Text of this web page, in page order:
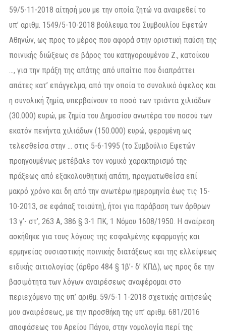
59/5-11-2018 αίτησή μου με την οποία ζητώ να αναιρεθεί το
υπ’ αριθμ. 1549/5-10-2018 βούλευμα του Συμβουλίου Εφετών
Αθηνών, ως προς το μέρος που αφορά στην οριστική παύση της
ποινικής διώξεως σε βάρος του κατηγορουμένου Z., κατοίκου
…, για την πράξη της απάτης από υπαίτιο που διαπράττει
απάτες κατ’ επάγγελμα, από την οποία το συνολικό όφελος και
η συνολική ζημία, υπερβαίνουν το ποσό των τριάντα χιλιάδων
(30.000) ευρώ, με ζημία του Δημοσίου ανωτέρα του ποσού των
εκατόν πενήντα χιλιάδων (150.000) ευρώ, φερομένη ως
τελεσθείσα στην … στις 5-6-1995 (το Συμβούλιο Εφετών
προηγουμένως μετέβαλε τον νομικό χαρακτηρισμό της
πράξεως από εξακολουθητική απάτη, πραγματωθείσα επί
μακρό χρόνο και δη από την ανωτέρω ημερομηνία έως τις 15-
10-2013, σε εφάπαξ τοιαύτη), ήτοι για παράβαση των άρθρων
13 γ’- στ’, 263 Α, 386 § 3-1 ΠΚ, 1 Νόμου 1608/1950. Η αναίρεση
ασκήθηκε για τους λόγους της εσφαλμένης εφαρμογής και
ερμηνείας ουσιαστικής ποινικής διατάξεως και της ελλείψεως
ειδικής αιτιολογίας (άρθρο 484 § 1β’- δ’ ΚΠΔ), ως προς δε την
βασιμότητα των λόγων αναιρέσεως αναφέρομαι στο
περιεχόμενο της υπ’ αριθμ. 59/5-1 1-2018 σχετικής αιτήσεώς
μου αναιρέσεως, με την προσθήκη της υπ’ αριθμ. 681/2016
αποφάσεως του Αρείου Πάγου, στην νομολογία περί της